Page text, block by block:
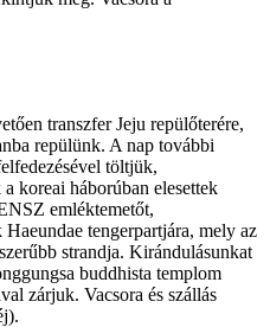
transzfer Jeju repülőterére,
repülünk. A nap további
töltjük,
koreai háborúban elesettek
emléktemetőt,
tengerpartjára, mely az
strandja. Kirándulásunkat
buddhista templom
zárjuk. Vacsora és szállás